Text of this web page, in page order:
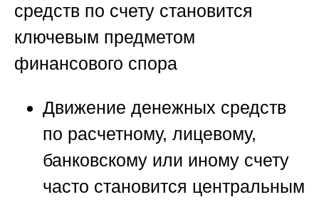
средств по счету становится
ключевым предметом
финансового спора
Движение денежных средств
по расчетному, лицевому,
банковскому или иному счету
часто становится центральным